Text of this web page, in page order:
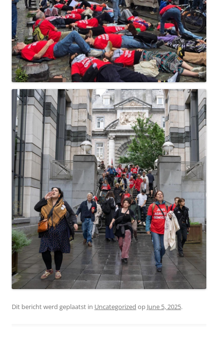
Dit bericht werd geplaatst in Uncategorized op June 5, 2025.